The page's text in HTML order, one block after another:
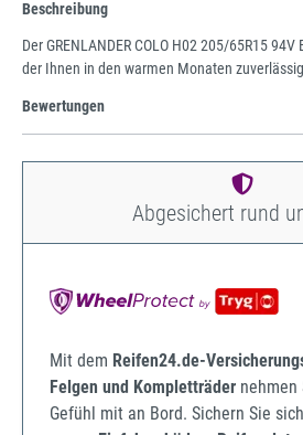
Beschreibung
Der GRENLANDER COLO H02 205/65R15
der Ihnen in den warmen Monaten
Bewertungen
Abgesichert rund
Mit dem Reifen24.de-
Felgen und Kompletträder
Gefühl mit an Bord. Sichern Sie